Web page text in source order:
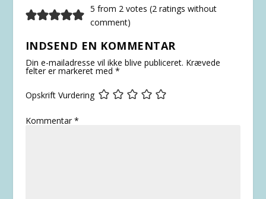
5 from 2 votes (2 ratings without
comment)
INDSEND EN KOMMENTAR
Din e-mailadresse vil ikke blive publiceret. Krævede
felter er markeret med *
Opskrift Vurdering
Kommentar*